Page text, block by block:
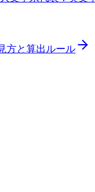
方と算出ルール